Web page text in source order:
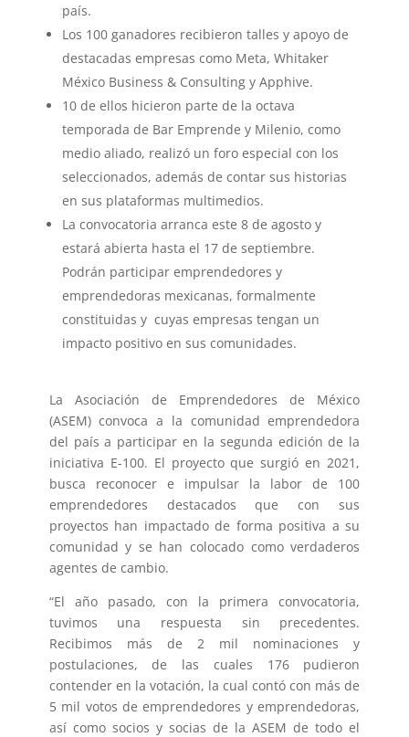
país.
Los 100 ganadores recibieron talles y apoyo de
destacadas empresas como Meta, Whitaker
México Business & Consulting y Apphive.
10 de ellos hicieron parte de la octava
temporada de Bar Emprende y Milenio, como
medio aliado, realizó un foro especial con los
seleccionados, además de contar sus historias
en sus plataformas multimedios.
La convocatoria arranca este 8 de agosto y
estará abierta hasta el 17 de septiembre.
Podrán participar emprendedores y
emprendedoras mexicanas, formalmente
constituidas y cuyas empresas tengan un
impacto positivo en sus comunidades.
La Asociación de Emprendedores de México
(ASEM) convoca a la comunidad emprendedora
del país a participar en la segunda edición de la
iniciativa E-100. El proyecto que surgió en 2021,
busca reconocer e impulsar la labor de 100
emprendedores destacados que con sus
proyectos han impactado de forma positiva a su
comunidad y se han colocado como verdaderos
agentes de cambio.
“El año pasado, con la primera convocatoria,
tuvimos una respuesta sin precedentes.
Recibimos más de 2 mil nominaciones y
postulaciones, de las cuales 176 pudieron
contender en la votación, la cual contó con más de
5 mil votos de emprendedores y emprendedoras,
así como socios y socias de la ASEM de todo el